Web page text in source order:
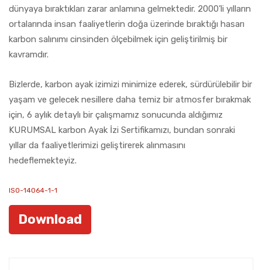
dünyaya bıraktıkları zarar anlamına gelmektedir. 2000’li yılların
ortalarında insan faaliyetlerin doğa üzerinde bıraktığı hasarı
karbon salınımı cinsinden ölçebilmek için geliştirilmiş bir
kavramdır.
Bizlerde, karbon ayak izimizi minimize ederek, sürdürülebilir bir
yaşam ve gelecek nesillere daha temiz bir atmosfer bırakmak
için, 6 aylık detaylı bir çalışmamız sonucunda aldığımız
KURUMSAL karbon Ayak İzi Sertifikamızı, bundan sonraki
yıllar da faaliyetlerimizi geliştirerek alınmasını
hedeflemekteyiz.
ISO-14064-1-1
Download